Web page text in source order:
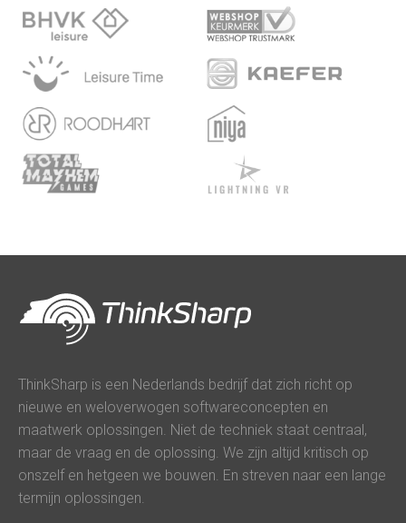
ThinkSharp is een Nederlands bedrijf dat zich richt op
nieuwe en weloverwogen softwareconcepten en
maatwerk oplossingen. Niet de techniek staat centraal,
maar de vraag en de oplossing. We zijn altijd kritisch op
onszelf en hetgeen we bouwen. En streven naar een lange
termijn oplossingen.